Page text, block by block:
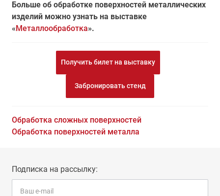
Больше об обработке поверхностей металлических
изделий можно узнать на выставке
«Металлообработка».
Получить билет на выставку
Забронировать стенд
Обработка сложных поверхностей
Обработка поверхностей металла
Подписка на рассылку: